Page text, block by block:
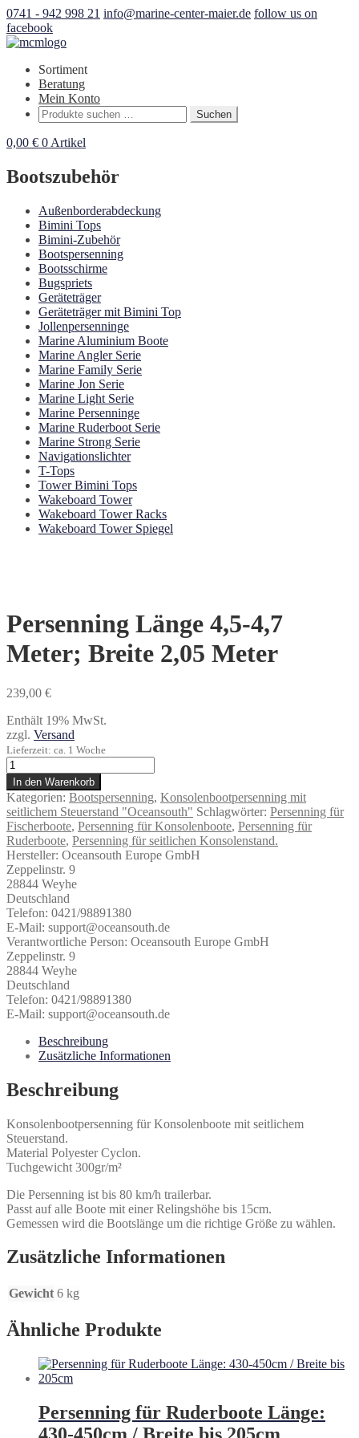
0741 - 942 998 21 info@marine-center-maier.de follow us on
facebook
Sortiment
Beratung
Mein Konto
Suchen
nach:
Suchen
0,00 € 0 Artikel
Bootszubehör
Außenborderabdeckung
Bimini Tops
Bimini-Zubehör
Bootspersenning
Bootsschirme
Bugspriets
Geräteträger
Geräteträger mit Bimini Top
Jollenpersenninge
Marine Aluminium Boote
Marine Angler Serie
Marine Family Serie
Marine Jon Serie
Marine Light Serie
Marine Persenninge
Marine Ruderboot Serie
Marine Strong Serie
Navigationslichter
T-Tops
Tower Bimini Tops
Wakeboard Tower
Wakeboard Tower Racks
Wakeboard Tower Spiegel
Persenning Länge 4,5-4,7
Meter; Breite 2,05 Meter
239,00 €
Enthält 19% MwSt.
zzgl. Versand
Lieferzeit: ca. 1 Woche
Persenning
Länge
4,5-
4,7
Meter;
Breite
2,05
Meter
Menge
In den Warenkorb
Kategorien: Bootspersenning, Konsolenbootpersenning mit
seitlichem Steuerstand "Oceansouth" Schlagwörter: Persenning für
Fischerboote, Persenning für Konsolenboote, Persenning für
Ruderboote, Persenning für seitlichen Konsolenstand.
Hersteller: Oceansouth Europe GmbH
Zeppelinstr. 9
28844 Weyhe
Deutschland
Telefon: 0421/98891380
E-Mail: support@oceansouth.de
Verantwortliche Person: Oceansouth Europe GmbH
Zeppelinstr. 9
28844 Weyhe
Deutschland
Telefon: 0421/98891380
E-Mail: support@oceansouth.de
Beschreibung
Zusätzliche Informationen
Beschreibung
Konsolenbootpersenning für Konsolenboote mit seitlichem
Steuerstand.
Material Polyester Cyclon.
Tuchgewicht 300gr/m²
Die Persenning ist bis 80 km/h trailerbar.
Passt auf alle Boote mit einer Relingshöhe bis 15cm.
Gemessen wird die Bootslänge um die richtige Größe zu wählen.
Zusätzliche Informationen
Gewicht 6 kg
Ähnliche Produkte
Persenning für Ruderboote Länge: